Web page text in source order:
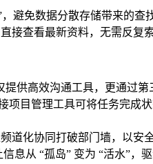
避免数据分散存储带来的查
接查看最新资料，无需反复索
供高效沟通工具，更通过
项目管理工具可将任务完成
道化协同打破部门墙，以安
息从 “孤岛” 变为 “活水”，